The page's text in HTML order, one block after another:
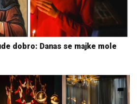
dobro: Danas se majke mole